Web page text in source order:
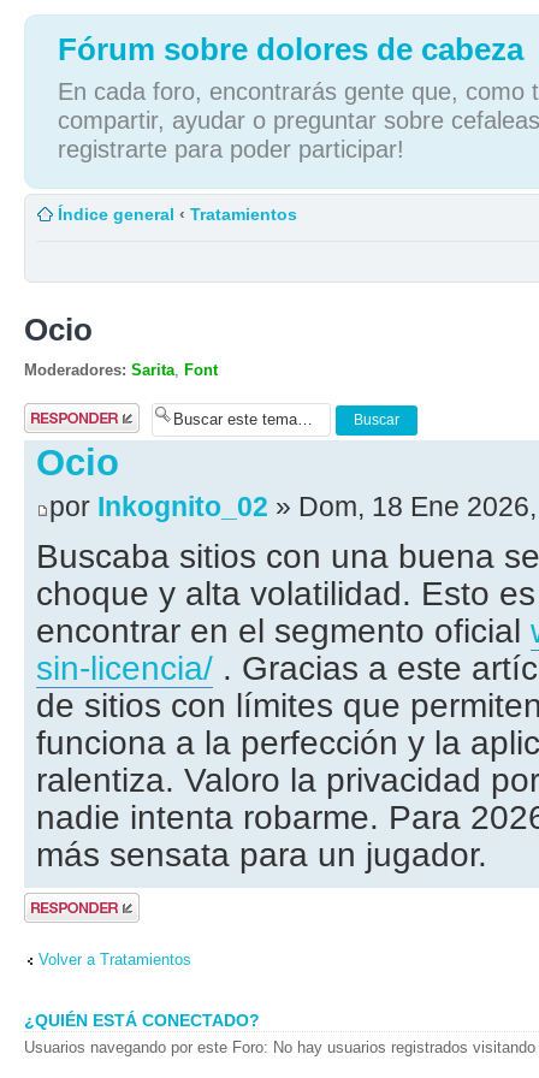
Fórum sobre dolores de cabeza
En cada foro, encontrarás gente que, como
compartir, ayudar o preguntar sobre
registrarte para poder participar!
Índice general ‹ Tratamientos
Ocio
Moderadores: Sarita Font
Publicar una
respuesta
Ocio
por Inkognito_02 » Dom, 18 Ene
Buscaba sitios con una buena
choque y alta volatilidad. Esto
encontrar en el segmento oficial
sin-licencia/ . Gracias a este
de sitios con límites que
funciona a la perfección y la
ralentiza. Valoro la privacidad
nadie intenta robarme. Para
más sensata para un jugador.
Publicar una
respuesta
Volver a Tratamientos
¿QUIÉN ESTÁ CONECTADO?
Usuarios navegando por este Foro: No hay usuarios registrados